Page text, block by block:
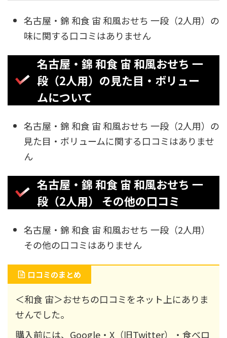
名古屋・錦 和食 宙 和風おせち 一段（2人用）の
味に関する口コミはありません
名古屋・錦 和食 宙 和風おせち 一
段（2人用）の見た目・ボリュー
ムについて
名古屋・錦 和食 宙 和風おせち 一段（2人用）の
見た目・ボリュームに関する口コミはありませ
ん
名古屋・錦 和食 宙 和風おせち 一
段（2人用） その他の口コミ
名古屋・錦 和食 宙 和風おせち 一段（2人用）
その他の口コミはありません
口コミのまとめ
＜和食 宙＞おせちの口コミをネット上にありま
せんでした。
購入前には、Google・X（旧Twitter）・食べロ